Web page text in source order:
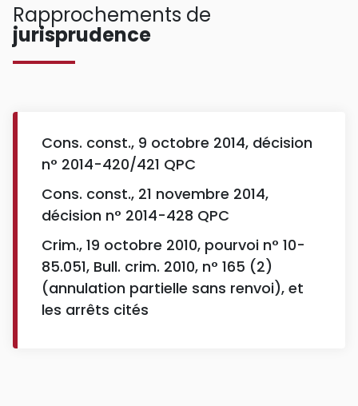
Rapprochements de
jurisprudence
Cons. const., 9 octobre 2014, décision
n° 2014-420/421 QPC
Cons. const., 21 novembre 2014,
décision n° 2014-428 QPC
Crim., 19 octobre 2010, pourvoi n° 10-
85.051, Bull. crim. 2010, n° 165 (2)
(annulation partielle sans renvoi), et
les arrêts cités